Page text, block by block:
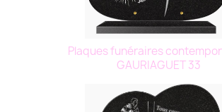
Plaques funéraires
GAURIAGUET 33